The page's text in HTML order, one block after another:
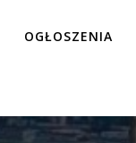
OGŁOSZENIA